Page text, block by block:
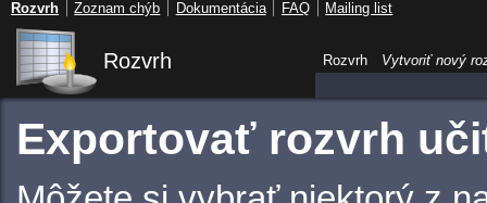
Rozvrh
Exportovať rozvrh
Rozvrh Vytvoriť nový
Rozvrh Zoznam chýb Dokumentácia FAQ Mailing list